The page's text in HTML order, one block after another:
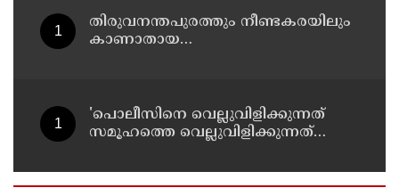
തിരുവനന്തപുരത്തും നീണ്ടകരയിലും
കാണാതായ
'പൊലീസിനെ വെല്ലുവിളിക്കുന്നത്
സമൂഹത്തെ വെല്ലുവിളിക്കുന്നത്
ശിക്ഷ നല്‍കും':എഡിജിപി